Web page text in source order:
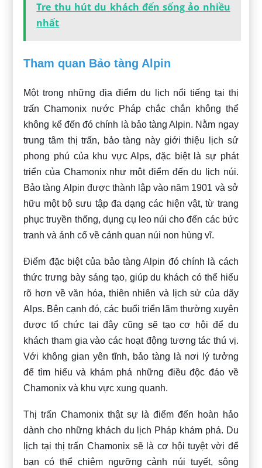
Tre thu hút du khách đến sống ảo nhiều
nhất
Tham quan Bảo tàng Alpin
Một trong những địa điểm du lịch nổi tiếng tại thị
trấn Chamonix nước Pháp chắc chắn không thể
không kể đến đó chính là bảo tàng Alpin. Nằm ngay
trung tâm thị trấn, bảo tàng này giới thiệu lịch sử
phong phú của khu vực Alps, đặc biệt là sự phát
triển của Chamonix như một điểm đến du lịch núi.
Bảo tàng Alpin được thành lập vào năm 1901 và sở
hữu một bộ sưu tập đa dạng các hiện vật, từ trang
phục truyền thống, dụng cụ leo núi cho đến các bức
tranh và ảnh cổ về cảnh quan núi non hùng vĩ.
Điểm đặc biệt của bảo tàng Alpin đó chính là cách
thức trưng bày sáng tạo, giúp du khách có thể hiểu
rõ hơn về văn hóa, thiên nhiên và lịch sử của dãy
Alps. Bên cạnh đó, các buổi triển lãm thường xuyên
được tổ chức tại đây cũng sẽ tạo cơ hội để du
khách tham gia vào các hoạt động tương tác thú vị.
Với không gian yên tĩnh, bảo tàng là nơi lý tưởng
để tìm hiểu và khám phá những điều độc đáo về
Chamonix và khu vực xung quanh.
Thị trấn Chamonix thật sự là điểm đến hoàn hảo
dành cho những khách du lịch Pháp khám phá. Du
lịch tại thị trấn Chamonix sẽ là cơ hội tuyệt vời để
bạn có thể chiêm ngưỡng cảnh núi tuyết, sông